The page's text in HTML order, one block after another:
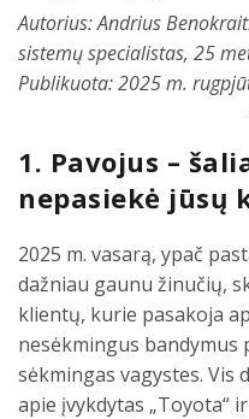
Autorius: Andrius
sistemų specialistas, 25
Publikuota: 2025 m.
1. Pavojus –
nepasiekė jūsų
2025 m. vasarą, ypač
dažniau gaunu žinučių,
klientų, kurie pasakoja
nesėkmingus
sėkmingas vagystes. Vis
apie įvykdytas „Toyota“